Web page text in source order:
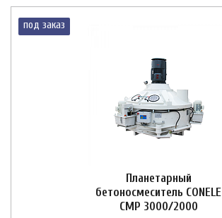
под заказ
Планетарный
бетоносмеситель CONELE
CMP 3000/2000